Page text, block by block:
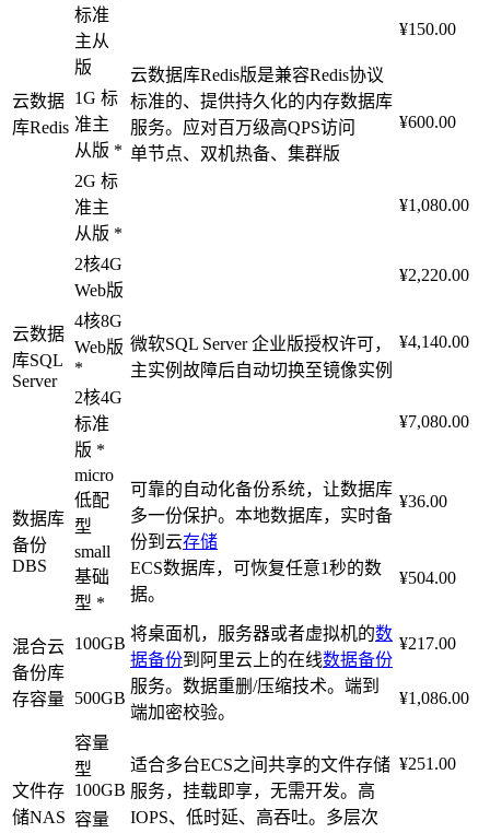
云数据
库Redis
标准
主从
版
云数据库Redis版是兼容Redis协议
标准的、提供持久化的内存数据库
服务。应对百万级高QPS访问
单节点、双机热备、集群版
¥150.00
1G 标
准主
从版 *
¥600.00
2G 标
准主
从版 *
¥1,080.00
云数据
库SQL
Server
2核4G
Web版
微软SQL Server 企业版授权许可，
主实例故障后自动切换至镜像实例
¥2,220.00
4核8G
Web版
*
¥4,140.00
2核4G
标准
版 *
¥7,080.00
数据库
备份
DBS
micro
低配
型
可靠的自动化备份系统，让数据库
多一份保护。本地数据库，实时备
份到云存储
ECS数据库，可恢复任意1秒的数
据。
¥36.00
small
基础
型 *
¥504.00
混合云
备份库
存容量
100GB
将桌面机，服务器或者虚拟机的数
据备份到阿里云上的在线数据备份
服务。数据重删/压缩技术。端到
端加密校验。
¥217.00
500GB ¥1,086.00
文件存
储NAS
容量
型
100GB
适合多台ECS之间共享的文件存储
服务，挂载即享，无需开发。高
IOPS、低时延、高吞吐。多层次
¥251.00
容量